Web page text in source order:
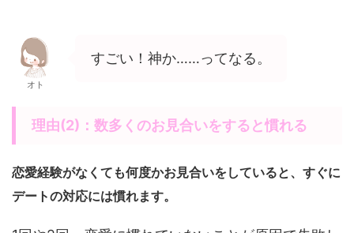
オト
すごい！神か……ってなる。
理由(2)：数多くのお見合いをすると慣れる
恋愛経験がなくても何度かお見合いをしていると、すぐに
デートの対応には慣れます。